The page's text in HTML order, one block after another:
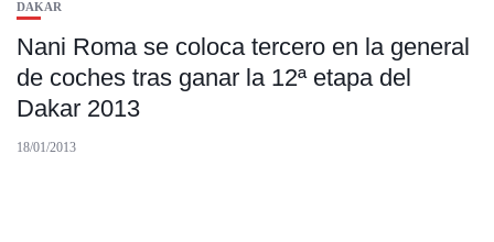
DAKAR
Nani Roma se coloca tercero en la general
de coches tras ganar la 12ª etapa del
Dakar 2013
18/01/2013